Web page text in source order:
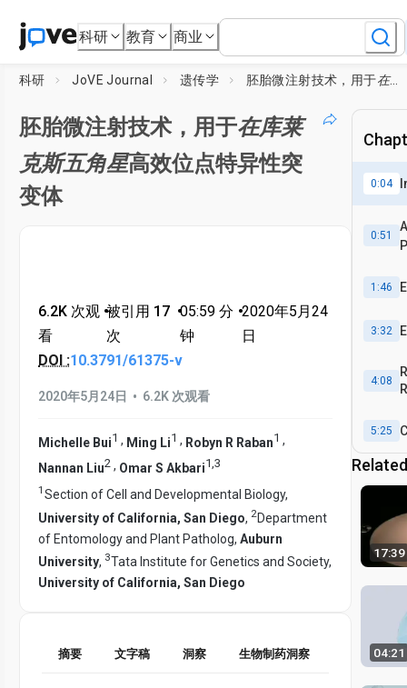
科研 教育 商业
科研 JoVE Journal 遗传学 胚胎微注射技术，用于在库莱克斯五角星
胚胎微注射技术，用于在库莱
克斯五角星高效位点特异性突
变体
6.2K 次观
看
•被引用 17
次
•05:59 分
钟
•2020年5月24
日
DOI :10.3791/61375-v
2020年5月24日 • 6.2K 次观看
Michelle Bui1 , Ming Li1 , Robyn R Raban1 ,
Nannan Liu2 , Omar S Akbari1 3
1 Section of Cell and Developmental Biology,
University of California, San Diego, 2Department
of Entomology and Plant Patholog, Auburn
University, 3Tata Institute for Genetics and Society,
University of California, San Diego
摘要 文字稿 洞察 生物制药洞察
0:04
0:51
1:46
3:32
4:08
5:25
17:39
04:21